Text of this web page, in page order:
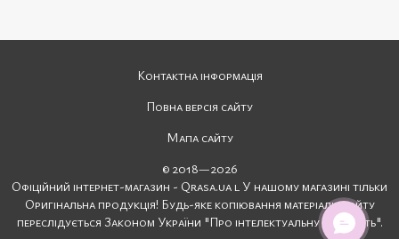
Контактна інформація
Повна версія сайту
Мапа сайту
© 2018—2026
Офіційний інтернет-магазин - Qrasa.ua l У нашому магазині тільки
Оригінальна продукція! Будь-яке копіювання матеріалів сайту
переслідується Законом України "Про інтелектуальну власність".